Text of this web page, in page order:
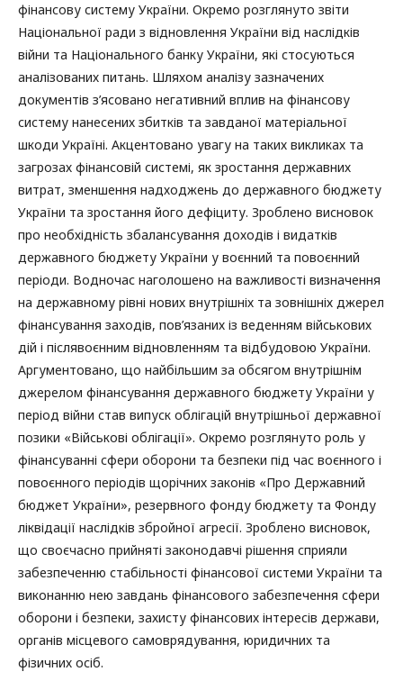
фінансову систему України. Окремо розглянуто звіти
Національної ради з відновлення України від наслідків
війни та Національного банку України, які стосуються
аналізованих питань. Шляхом аналізу зазначених
документів з’ясовано негативний вплив на фінансову
систему нанесених збитків та завданої матеріальної
шкоди Україні. Акцентовано увагу на таких викликах та
загрозах фінансовій системі, як зростання державних
витрат, зменшення надходжень до державного бюджету
України та зростання його дефіциту. Зроблено висновок
про необхідність збалансування доходів і видатків
державного бюджету України у воєнний та повоєнний
періоди. Водночас наголошено на важливості визначення
на державному рівні нових внутрішніх та зовнішніх джерел
фінансування заходів, пов’язаних із веденням військових
дій і післявоєнним відновленням та відбудовою України.
Аргументовано, що найбільшим за обсягом внутрішнім
джерелом фінансування державного бюджету України у
період війни став випуск облігацій внутрішньої державної
позики «Військові облігації». Окремо розглянуто роль у
фінансуванні сфери оборони та безпеки під час воєнного і
повоєнного періодів щорічних законів «Про Державний
бюджет України», резервного фонду бюджету та Фонду
ліквідації наслідків збройної агресії. Зроблено висновок,
що своєчасно прийняті законодавчі рішення сприяли
забезпеченню стабільності фінансової системи України та
виконанню нею завдань фінансового забезпечення сфери
оборони і безпеки, захисту фінансових інтересів держави,
органів місцевого самоврядування, юридичних та
фізичних осіб.